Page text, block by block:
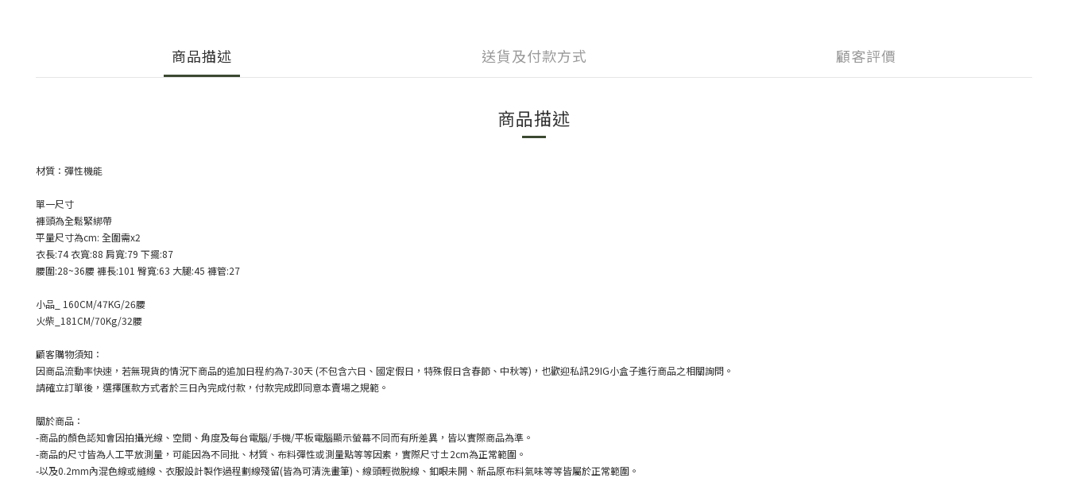
商品描述 送貨及付款方式 顧客評價
商品描述
材質：彈性機能
單一尺寸
褲頭為全鬆緊綁帶
平量尺寸為cm: 全圍需x2
衣長:74衣寬:88 肩寬:79 下擺:87
腰圍:28~36腰褲長:101 臀寬:63 大腿:45 褲管:27
小品 _ 160CM/47KG/26腰
火柴 _181CM/70Kg/32腰
顧客購物須知：
因商品流動率快速，若無現貨的情況下商品的追加日程約為7-30天 (不包含六日、國定假日，特殊假日含春節、中秋等) ，也歡迎私訊29IG小盒子進行商品之相關詢問。
請確立訂單後，選擇匯款方式者於三日內完成付款，付款完成即同意本賣場之規範。
關於商品：
-商品的顏色認知會因拍攝光線、空間、角度及每台電腦/手機/平板電腦顯示螢幕不同而有所差異，皆以實際商品為準。
-商品的尺寸皆為人工平放測量，可能因為不同批、材質、布料彈性或測量點等等因素，實際尺寸±2cm為正常範圍。
-以及0.2mm內混色線或縫線、衣服設計製作過程劃線殘留(皆為可清洗畫筆) 、線頭輕微脫線、釦眼未開、新品原布料氣味等等皆屬於正常範圍。